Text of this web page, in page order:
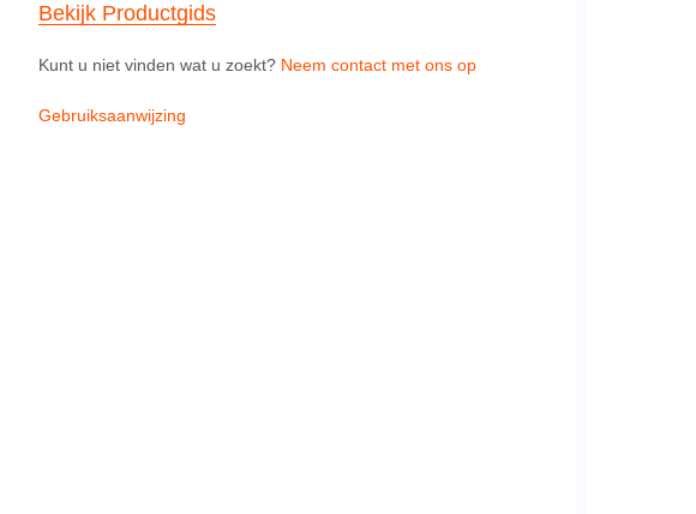
Bekijk Productgids
Kunt u niet vinden wat u zoekt? Neem contact met ons op
Gebruiksaanwijzing